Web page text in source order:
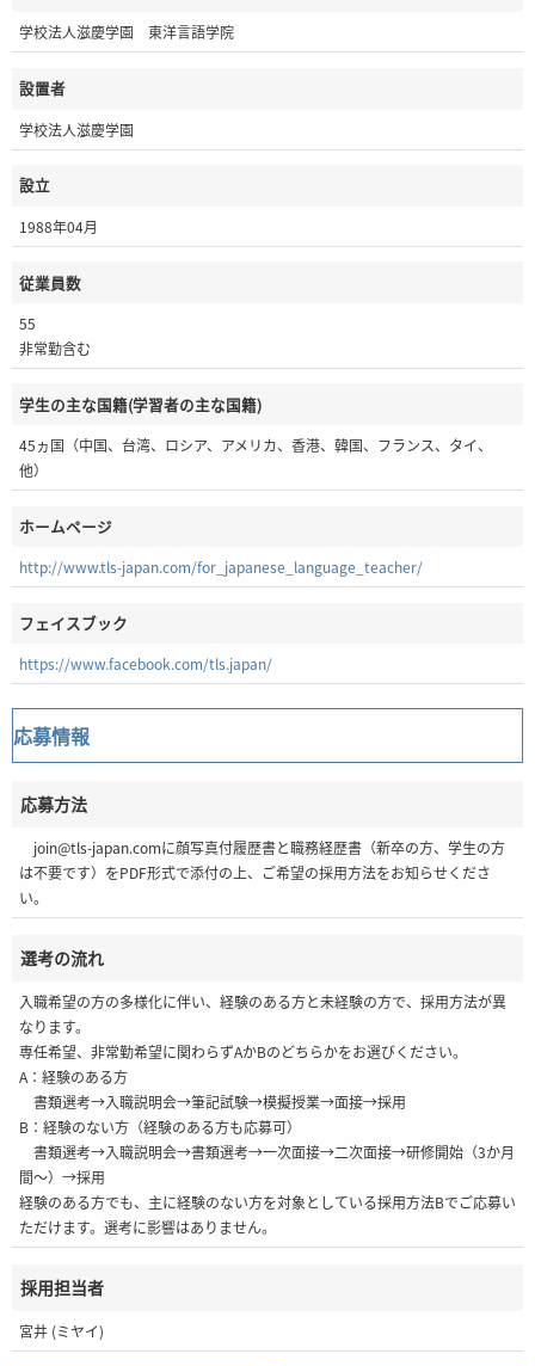
学校法人滋慶学園 東洋言語学院
設置者
学校法人滋慶学園
設立
1988年04月
従業員数
55
非常勤含む
学生の主な国籍(学習者の主な国籍)
45ヵ国（中国、台湾、ロシア、アメリカ、香港、韓国、フランス、タイ、
他）
ホームページ
http://www.tls-japan.com/for_japanese_language_teacher/
フェイスブック
https://www.facebook.com/tls.japan/
応募情報
応募方法
join@tls-japan.comに顔写真付履歴書と職務経歴書（新卒の方、学生の方
は不要です）をPDF形式で添付の上、ご希望の採用方法をお知らせくださ
い。
選考の流れ
入職希望の方の多様化に伴い、経験のある方と未経験の方で、採用方法が異
なります。
専任希望、非常勤希望に関わらずAかBのどちらかをお選びください。
A：経験のある方
書類選考→入職説明会→筆記試験→模擬授業→面接→採用
B：経験のない方（経験のある方も応募可）
書類選考→入職説明会→書類選考→一次面接→二次面接→研修開始（3か月
間～）→採用
経験のある方でも、主に経験のない方を対象としている採用方法Bでご応募い
ただけます。選考に影響はありません。
採用担当者
宮井 (ミヤイ)